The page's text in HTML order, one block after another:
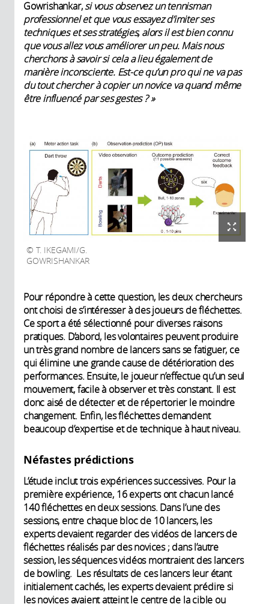
Gowrishankar,si vous observez un tennisman
professionnel et que vous essayez d’imiter ses
techniques et ses stratégies, alors il est bien connu
que vous allez vous améliorer un peu. Mais nous
cherchons à savoir si cela a lieu également de
manière inconsciente. Est-ce qu’un pro qui ne va pas
du tout chercher à copier un novice va quand même
être influencé par ses gestes ? »
T. IKEGAMI/G.
GOWRISHANKAR
Pour répondre à cette question, les deux chercheurs
ont choisi de s’intéresser à des joueurs de fléchettes.
Ce sport a été sélectionné pour diverses raisons
pratiques. D’abord, les volontaires peuvent produire
un très grand nombre de lancers sans se fatiguer, ce
qui élimine une grande cause de détérioration des
performances. Ensuite, le joueur n’effectue qu’un seul
mouvement, facile à observer et très constant. Il est
donc aisé de détecter et de répertorier le moindre
changement. Enfin, les fléchettes demandent
beaucoup d’expertise et de technique à haut niveau.
Néfastes prédictions
L’étude inclut trois expériences successives. Pour la
première expérience, 16 experts ont chacun lancé
140 fléchettes en deux sessions. Dans l’une des
sessions, entre chaque bloc de 10 lancers, les
experts devaient regarder des vidéos de lancers de
fléchettes réalisés par des novices ; dans l’autre
session, les séquences vidéos montraient des lancers
de bowling. Les résultats de ces lancers leur étant
initialement cachés, les experts devaient prédire si
les novices avaient atteint le centre de la cible ou